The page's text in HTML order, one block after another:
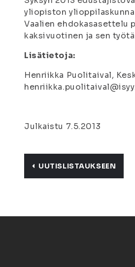
yliopiston
Vaalien ehdokasasettelu
kaksivuotinen ja sen
Lisätietoja:
Henriikka Puolitaival,
Julkaistu 7.5.2013
UUTISLISTAUKSEEN